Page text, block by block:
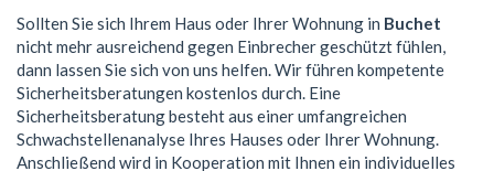
Sollten Sie sich Ihrem Haus oder Ihrer Wohnung in Buchet
nicht mehr ausreichend gegen Einbrecher geschützt fühlen,
dann lassen Sie sich von uns helfen. Wir führen kompetente
Sicherheitsberatungen kostenlos durch. Eine
Sicherheitsberatung besteht aus einer umfangreichen
Schwachstellenanalyse Ihres Hauses oder Ihrer Wohnung.
Anschließend wird in Kooperation mit Ihnen ein individuelles